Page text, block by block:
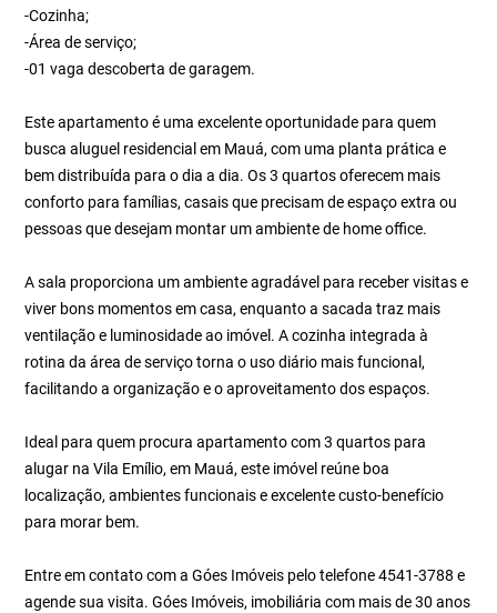
-Cozinha;
-Área de serviço;
-01 vaga descoberta de garagem.
Este apartamento é uma excelente oportunidade para quem
busca aluguel residencial em Mauá, com uma planta prática e
bem distribuída para o dia a dia. Os 3 quartos oferecem mais
conforto para famílias, casais que precisam de espaço extra ou
pessoas que desejam montar um ambiente de home office.
A sala proporciona um ambiente agradável para receber visitas e
viver bons momentos em casa, enquanto a sacada traz mais
ventilação e luminosidade ao imóvel. A cozinha integrada à
rotina da área de serviço torna o uso diário mais funcional,
facilitando a organização e o aproveitamento dos espaços.
Ideal para quem procura apartamento com 3 quartos para
alugar na Vila Emílio, em Mauá, este imóvel reúne boa
localização, ambientes funcionais e excelente custo-benefício
para morar bem.
Entre em contato com a Góes Imóveis pelo telefone 4541-3788 e
agende sua visita. Góes Imóveis, imobiliária com mais de 30 anos